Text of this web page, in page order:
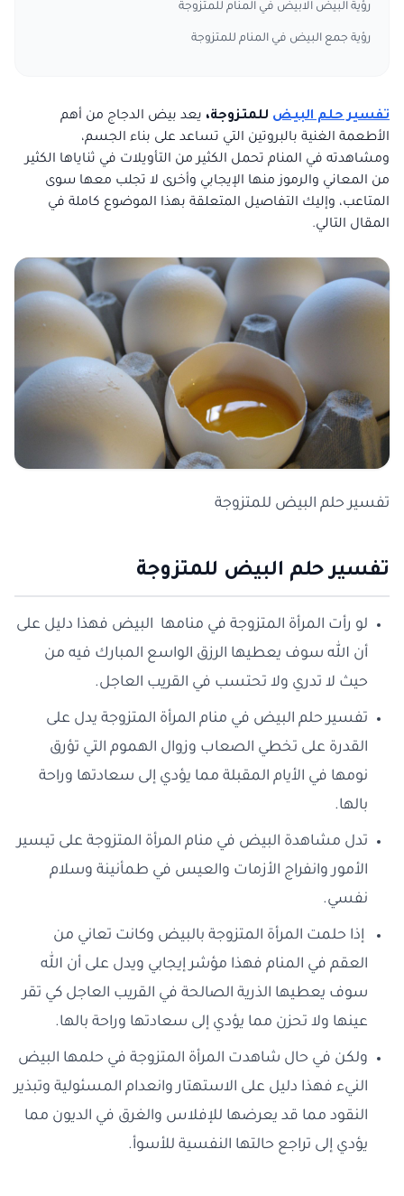
رؤية البيض الابيض في المنام للمتزوجة
رؤية جمع البيض في المنام للمتزوجة
تفسير حلم البيض للمتزوجة، يعد بيض الدجاج من أهم
الأطعمة الغنية بالبروتين التي تساعد على بناء الجسم،
ومشاهدته في المنام تحمل الكثير من التأويلات في ثناياها الكثير
من المعاني والرموز منها الإيجابي وأخرى لا تجلب معها سوى
المتاعب، وإليك التفاصيل المتعلقة بهذا الموضوع كاملة في
المقال التالي.
تفسير حلم البيض للمتزوجة
تفسير حلم البيض للمتزوجة
لو رأت المرأة المتزوجة في منامها البيض فهذا دليل على
أن الله سوف يعطيها الرزق الواسع المبارك فيه من
حيث لا تدري ولا تحتسب في القريب العاجل.
تفسير حلم البيض في منام المرأة المتزوجة يدل على
القدرة على تخطي الصعاب وزوال الهموم التي تؤرق
نومها في الأيام المقبلة مما يؤدي إلى سعادتها وراحة
بالها.
تدل مشاهدة البيض في منام المرأة المتزوجة على تيسير
الأمور وانفراج الأزمات والعيس في طمأنينة وسلام
نفسي.
إذا حلمت المرأة المتزوجة بالبيض وكانت تعاني من
العقم في المنام فهذا مؤشر إيجابي ويدل على أن الله
سوف يعطيها الذرية الصالحة في القريب العاجل كي تقر
عينها ولا تحزن مما يؤدي إلى سعادتها وراحة بالها.
ولكن في حال شاهدت المرأة المتزوجة في حلمها البيض
النيء فهذا دليل على الاستهتار وانعدام المسئولية وتبذير
النقود مما قد يعرضها للإفلاس والغرق في الديون مما
يؤدي إلى تراجع حالتها النفسية للأسوأ.